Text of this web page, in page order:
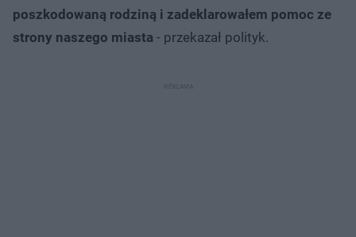
poszkodowaną rodziną i zadeklarowałem pomoc ze
strony naszego miasta - przekazał polityk.